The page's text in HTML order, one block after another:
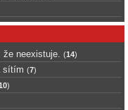
že neexistuje. (14)
sítím (7)
)